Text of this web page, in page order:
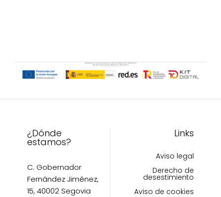
de
producto
elegir
en
página
¿Dónde
estamos?
C. Gobernador
Fernández Jiménez,
15, 40002 Segovia
Links
Aviso legal
Derecho de
desestimiento
Aviso de cookies